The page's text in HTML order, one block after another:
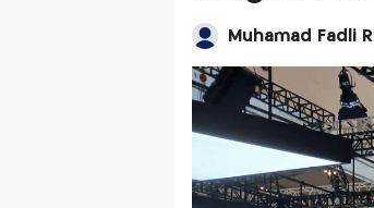
Muhamad Fadli